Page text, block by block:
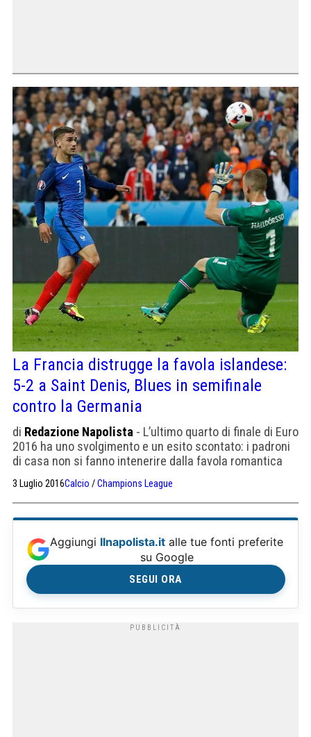
La Francia distrugge la favola islandese:
5-2 a Saint Denis, Blues in semifinale
contro la Germania
di Redazione Napolista - L’ultimo quarto di finale di Euro
2016 ha uno svolgimento e un esito scontato: i padroni
di casa non si fanno intenerire dalla favola romantica
tempo era finito 4-0. A segno, per i Blues, Giroud
(doppietta), Pogba, Griezmann e Payet; per l’Islanda, reti
di Sigthorsson e Bjarnason. Non […]
3 Luglio 2016Calcio /Champions League
Aggiungi Ilnapolista.it alle tue fonti preferite
su Google
SEGUI ORA